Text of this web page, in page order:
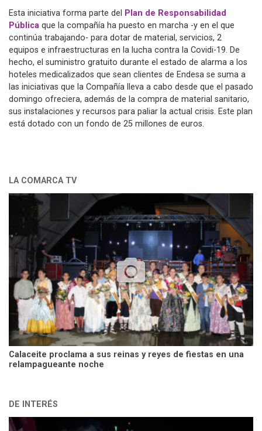
Esta iniciativa forma parte del
Plan de Responsabilidad
Pública que la compañía ha puesto en marcha -y en el que
continúa trabajando- para dotar de material, servicios, 2
equipos e infraestructuras en la lucha contra la Covidi-19. De
hecho, el suministro gratuito durante el estado de alarma a los
hoteles medicalizados que sean clientes de Endesa se suma a
las iniciativas que la Compañía lleva a cabo desde que el pasado
domingo ofreciera, además de la compra de material sanitario,
sus instalaciones y recursos para paliar la actual crisis. Este plan
está dotado con un fondo de 25 millones de euros.
LA COMARCA TV
Calaceite proclama a sus reinas y reyes de fiestas en una
relampagueante noche
DE INTERÉS